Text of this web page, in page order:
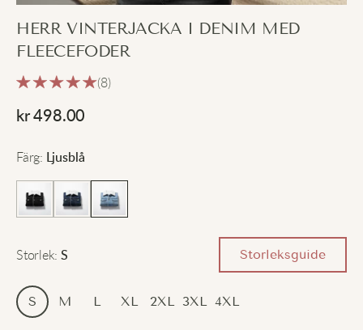
HERR VINTERJACKA I DENIM MED
FLEECEFODER
(8)
kr 498.00
Färg: Ljusblå
Storlek: S Storleksguide
S M L XL 2XL 3XL 4XL